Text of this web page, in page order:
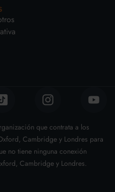
que contrata a los
Cambridge y Londres para
no tiene ninguna conexión
Cambridge y Londres.